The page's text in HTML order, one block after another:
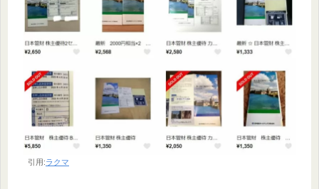
引用:ラクマ